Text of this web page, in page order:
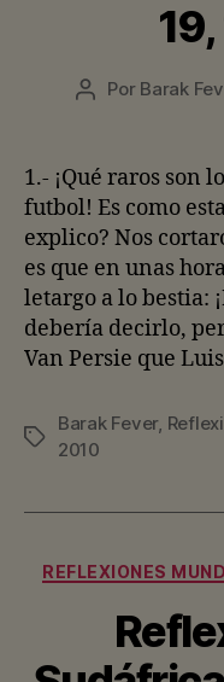
Autor
entrada
Por Barak
1.- ¡Qué raros son
futbol! Es como
explico? Nos
es que en unas
letargo a lo bestia:
debería decirlo,
Van Persie que
Etiquetas
Barak Fever,
2010
REFLEXIONES